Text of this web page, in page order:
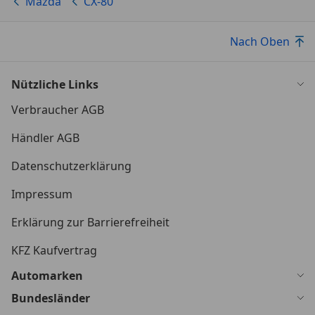
Nach Oben
Nützliche Links
Verbraucher AGB
Händler AGB
Datenschutzerklärung
Impressum
Erklärung zur Barrierefreiheit
KFZ Kaufvertrag
Automarken
Bundesländer